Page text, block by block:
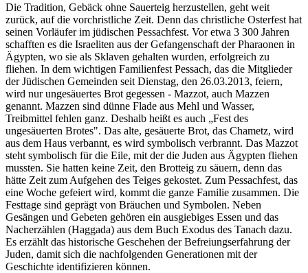
Die Tradition, Gebäck ohne Sauerteig herzustellen, geht weit
zurück, auf die vorchristliche Zeit. Denn das christliche Osterfest hat
seinen Vorläufer im jüdischen Pessachfest. Vor etwa 3 300 Jahren
schafften es die Israeliten aus der Gefangenschaft der Pharaonen in
Ägypten, wo sie als Sklaven gehalten wurden, erfolgreich zu
fliehen. In dem wichtigen Familienfest Pessach, das die Mitglieder
der Jüdischen Gemeinden seit Dienstag, den 26.03.2013, feiern,
wird nur ungesäuertes Brot gegessen - Mazzot, auch Mazzen
genannt. Mazzen sind dünne Flade aus Mehl und Wasser,
Treibmittel fehlen ganz. Deshalb heißt es auch „Fest des
ungesäuerten Brotes". Das alte, gesäuerte Brot, das Chametz, wird
aus dem Haus verbannt, es wird symbolisch verbrannt. Das Mazzot
steht symbolisch für die Eile, mit der die Juden aus Ägypten fliehen
mussten. Sie hatten keine Zeit, den Brotteig zu säuern, denn das
hätte Zeit zum Aufgehen des Teiges gekostet. Zum Pessachfest, das
eine Woche gefeiert wird, kommt die ganze Familie zusammen. Die
Festtage sind geprägt von Bräuchen und Symbolen. Neben
Gesängen und Gebeten gehören ein ausgiebiges Essen und das
Nacherzählen (Haggada) aus dem Buch Exodus des Tanach dazu.
Es erzählt das historische Geschehen der Befreiungserfahrung der
Juden, damit sich die nachfolgenden Generationen mit der
Geschichte identifizieren können.